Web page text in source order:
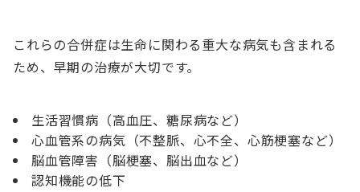
これらの合併症は生命に関わる重大な病気も含まれる
ため、早期の治療が大切です。
生活習慣病（高血圧、糖尿病など）
心血管系の病気（不整脈、心不全、心筋梗塞など）
脳血管障害（脳梗塞、脳出血など）
認知機能の低下